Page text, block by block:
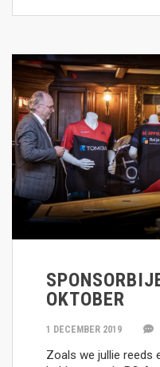
OKTOBER
1 DECEMBER 2019
Zoals we jullie reeds